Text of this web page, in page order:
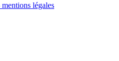
légales